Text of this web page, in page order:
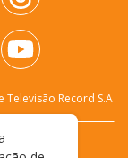
Televisão Record S.A